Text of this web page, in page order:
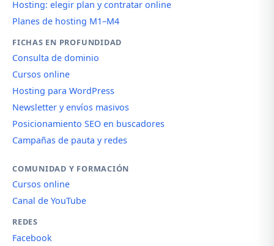
Hosting: elegir plan y contratar online
Planes de hosting M1–M4
FICHAS EN PROFUNDIDAD
Consulta de dominio
Cursos online
Hosting para WordPress
Newsletter y envíos masivos
Posicionamiento SEO en buscadores
Campañas de pauta y redes
COMUNIDAD Y FORMACIÓN
Cursos online
Canal de YouTube
REDES
Facebook